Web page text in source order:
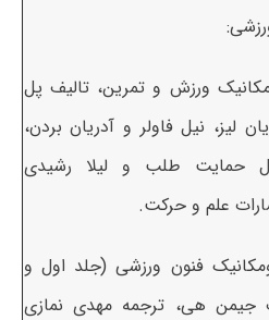
ورزش و تمرین، تالیف پل
لیز، نیل فاولر و آدریان بردن،
حمایت طلب و لیلا رشیدی
علم و حرکت.
فنون ورزشی (جلد اول و
جیمن هی، ترجمه مهدی نمازی